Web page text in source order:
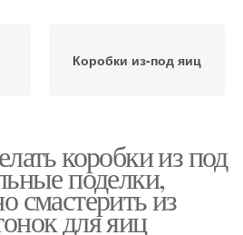
Коробки из-под яиц
коробки из под
поделки,
смастерить из
для яиц